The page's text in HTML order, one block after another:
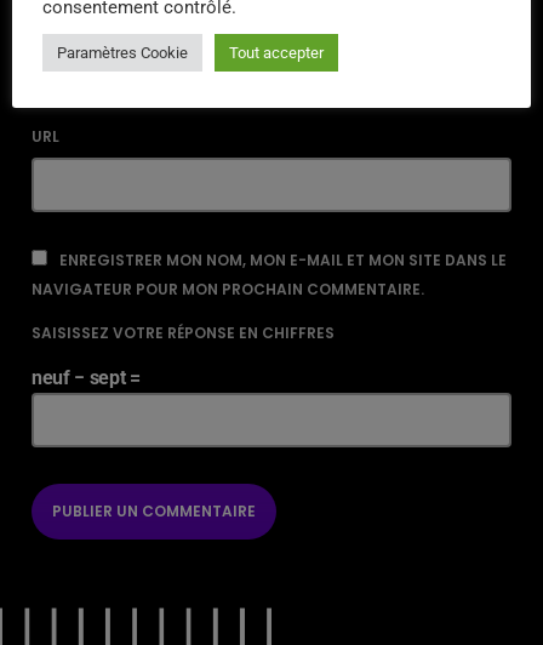
URL
ENREGISTRER MON NOM, MON E-MAIL ET MON SITE DANS LE
NAVIGATEUR POUR MON PROCHAIN COMMENTAIRE.
SAISISSEZ VOTRE RÉPONSE EN CHIFFRES
neuf − sept =
consentement contrôlé.
Paramètres Cookie Tout accepter